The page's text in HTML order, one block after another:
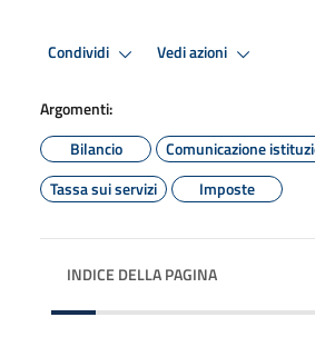
Condividi Vedi azioni
Argomenti:
Bilancio
Comunicazione
Tassa sui servizi
Imposte
INDICE DELLA PAGINA